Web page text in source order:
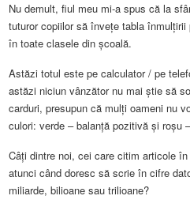
Nu demult, fiul meu mi-a spus că la
tuturor copiilor să învețe tabla
în toate clasele din școală.
Astăzi totul este pe calculator / pe
astăzi niciun vânzător nu mai știe să
carduri, presupun că mulți oameni nu
culori: verde – balanță pozitivă și roșu
Câți dintre noi, cei care citim articole
atunci când doresc să scrie în cifre
miliarde, bilioane sau trilioane?